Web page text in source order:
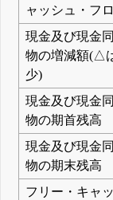
ャッシュ・フ
現金及び現金
物の増減額(△
少)
現金及び現金
物の期首残高
現金及び現金
物の期末残高
フリー・キャ